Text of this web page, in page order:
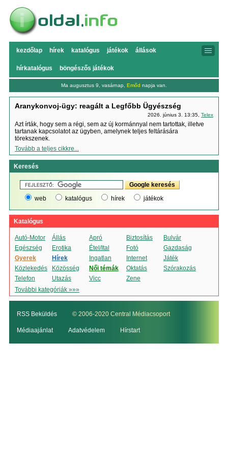
kezdőlap hírek katalógus játékok állások
hírkatalógus böngészős játékok
Ma augusztus 9, vasárnap, Emőd napja van.
Aranykonvoj-ügy: reagált a Legfőbb Ügyészség
2026. június 3. 13:35,Telex
Azt írták, hogy sem a régi, sem az új kormánnyal nem tartottak, illetve
tartanak kapcsolatot az ügyben, amelynek teljes feltárására
törekszenek.
Tovább a teljes cikkre...
Keresés
web katalógus hírek játékok
Katalógus
Autó-Motor Állás Apró Biztosítás
Bulvár
Egészség
Erotika Étel/Ital Fotó
Gazdaság
Gyerek
Hírek Ingatlan Internet
Játék
Közlekedés
Közösség Női témák Oktatás
Szórakozás
Telefon
Utazás Vicc
Zene
További kategóriák »»»
RSS Beküldés © 2006-2020 Central Médiacsoport
Médiaajánlat Adatvédelem Hírstart